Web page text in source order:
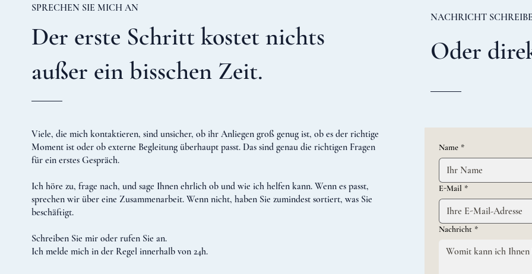
SPRECHEN SIE MICH AN
Der erste Schritt kostet nichts
außer ein bisschen Zeit.
NACHRICHT
Oder
Viele, die mich kontaktieren, sind unsicher, ob ihr Anliegen groß genug ist, ob es der richtige
Moment ist oder ob externe Begleitung überhaupt passt. Das sind genau die richtigen Fragen
für ein erstes Gespräch.
Ich höre zu, frage nach, und sage Ihnen ehrlich ob und wie ich helfen kann. Wenn es passt,
sprechen wir über eine Zusammenarbeit. Wenn nicht, haben Sie zumindest sortiert, was Sie
beschäftigt.
Schreiben Sie mir oder rufen Sie an.
Ich melde mich in der Regel innerhalb von 24h.
Name *
E-Mail *
Nachricht *